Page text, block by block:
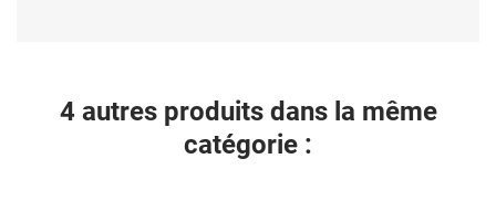
4 autres produits dans la même
catégorie :